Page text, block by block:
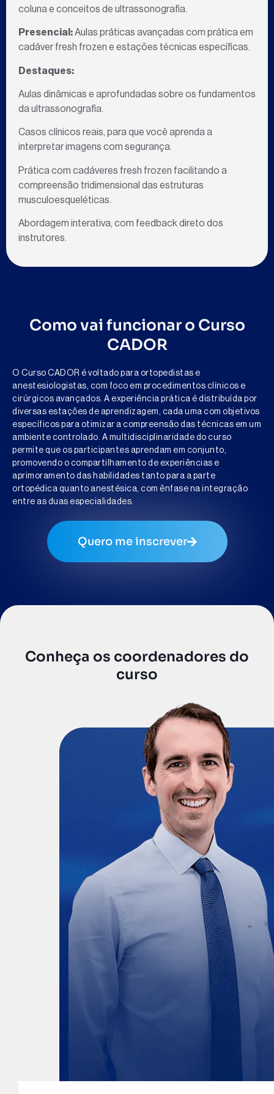
coluna e conceitos de ultrassonografia.
Presencial:Aulas práticas avançadas com prática em
cadáver fresh frozen e estações técnicas específicas.
Destaques:
Aulas dinâmicas e aprofundadas sobre os fundamentos
da ultrassonografia.
Casos clínicos reais, para que você aprenda a
interpretar imagens com segurança.
Prática com cadáveres fresh frozen facilitando a
compreensão tridimensional das estruturas
musculoesqueléticas.
Abordagem interativa, com feedback direto dos
instrutores.
Como vai funcionar o Curso
CADOR
O Curso CADOR é voltado para ortopedistas e
anestesiologistas, com foco em procedimentos clínicos e
cirúrgicos avançados. A experiência prática é distribuída por
diversas estações de aprendizagem, cada uma com objetivos
específicos para otimizar a compreensão das técnicas em um
ambiente controlado. A multidisciplinaridade do curso
permite que os participantes aprendam em conjunto,
promovendo o compartilhamento de experiências e
aprimoramento das habilidades tanto para a parte
ortopédica quanto anestésica, com ênfase na integração
entre as duas especialidades.
Quero me inscrever
Conheça os coordenadores do
curso